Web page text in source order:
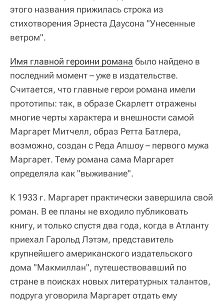
этого названия прижилась строка из
стихотворения Эрнеста Даусона "Унесенные
ветром".
Имя главной героини романа было найдено в
последний момент – уже в издательстве.
Считается, что главные герои романа имели
прототипы: так, в образе Скарлетт отражены
многие черты характера и внешности самой
Маргарет Митчелл, образ Ретта Батлера,
возможно, создан с Реда Апшоу – первого мужа
Маргарет. Тему романа сама Маргарет
определяла как "выживание".
К 1933 г. Маргарет практически завершила свой
роман. В ее планы не входило публиковать
книгу, и только спустя два года, когда в Атланту
приехал Гарольд Лэтэм, представитель
крупнейшего американского издательского
дома "Макмиллан", путешествовавший по
стране в поисках новых литературных талантов,
подруга уговорила Маргарет отдать ему